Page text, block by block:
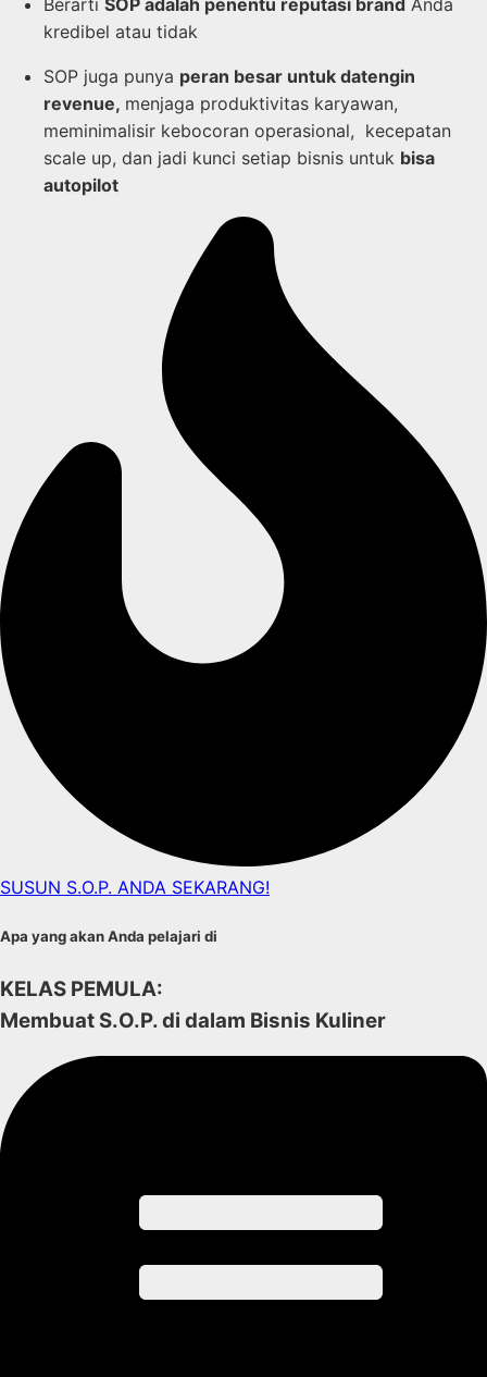
kredibel atau tidak
SOP juga punya peran besar untuk datengin
revenue, menjaga produktivitas karyawan,
meminimalisir kebocoran operasional, kecepatan
scale up, dan jadi kunci setiap bisnis untuk bisa
autopilot
SUSUN S.O.P. ANDA SEKARANG!
Apa yang akan Anda pelajari di
KELAS PEMULA:
Membuat S.O.P. di dalam Bisnis Kuliner